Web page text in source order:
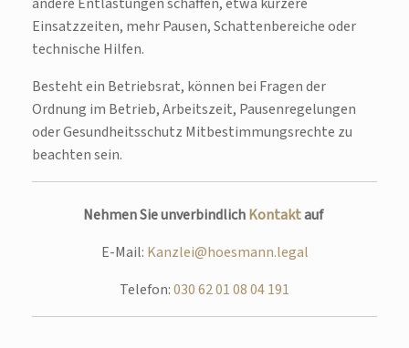
Einsatzzeiten, mehr Pausen, Schattenbereiche oder
technische Hilfen.
Besteht ein Betriebsrat, können bei Fragen der
Ordnung im Betrieb, Arbeitszeit, Pausenregelungen
oder Gesundheitsschutz Mitbestimmungsrechte zu
beachten sein.
Nehmen Sie unverbindlichKontaktauf
E-Mail: Kanzlei@hoesmann.legal
Telefon:030 62 01 08 04 191